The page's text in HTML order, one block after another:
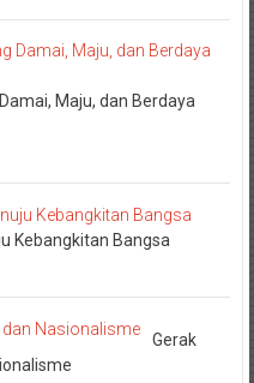
Maju, dan Berdaya
Kebangkitan Bangsa
Gerak